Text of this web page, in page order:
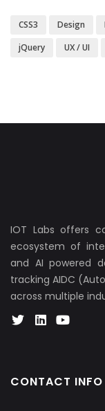
CSS3 Design
jQuery
UX / UI
IOT Labs offers
ecosystem of
and AI powered
tracking AIDC
across multiple
CONTACT INFO